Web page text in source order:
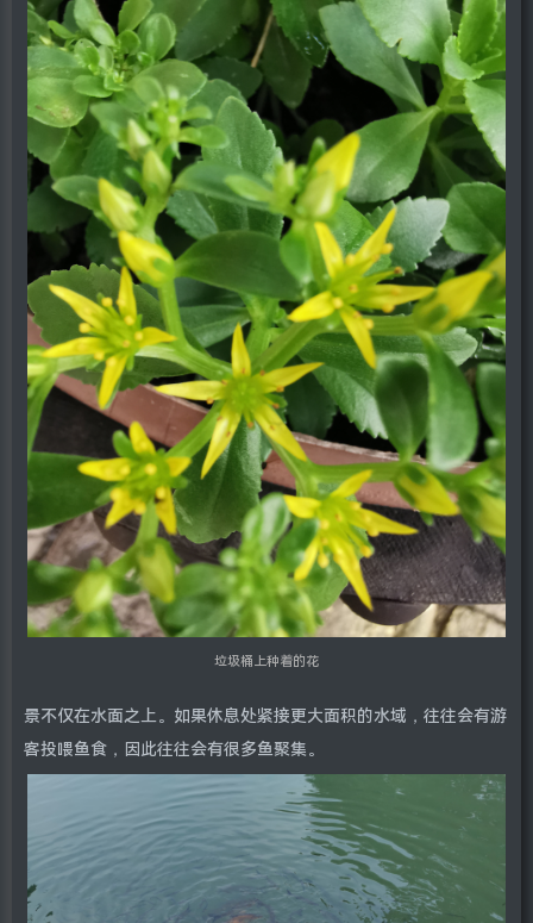
垃圾桶上种着的花
景不仅在水面之上。如果休息处紧接更大面积的水域，往往会有游
客投喂鱼食，因此往往会有很多鱼聚集。